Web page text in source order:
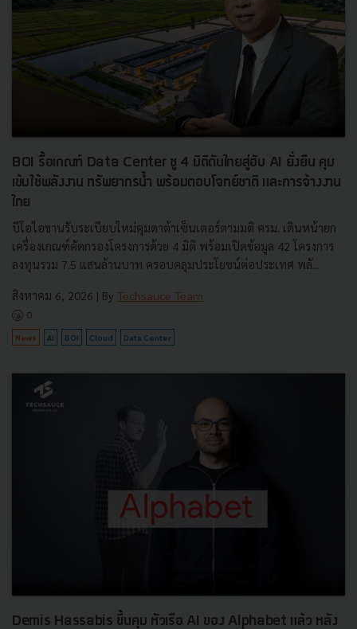
BOI รื้อเกณฑ์ Data Center ชู 4 มิติดันไทยสู่ฮับ AI ยั่งยืน คุม
เข้มใช้พลังงาน ทรัพยากรน้ำ พร้อมตอบโจทย์ชาติ และการจ้างงาน
ไทย
บีโอไอขานรับระเบียบใหม่คุมดาต้าเซ็นเตอร์ตามมติ ครม. เดินหน้ายก
เครื่องเกณฑ์คัดกรองโครงการด้วย 4 มิติ พร้อมเปิดข้อมูล 42 โครงการ
ลงทุนรวม 7.5 แสนล้านบาท ครอบคลุมประโยชน์ต่อประเทศ พลั...
สิงหาคม 6, 2026 | By Techsauce Team
0
News AI BOI Cloud Data Center
Demis Hassabis ขึ้นคุม หัวเรือ AI ของ Alphabet แล้ว หลัง